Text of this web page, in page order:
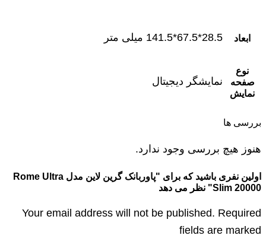
ابعاد 28.5*67.5*141.5 میلی متر
نوع
صفحه
نمایش
نمایشگر دیجیتال
بررسی ها
هنوز هیچ بررسی وجود ندارد.
اولین نفری باشید که برای "پاوربانک گرین لاین مدل Rome Ultra
Slim 20000" نظر می دهد
Your email address will not be published. Required
fields are marked